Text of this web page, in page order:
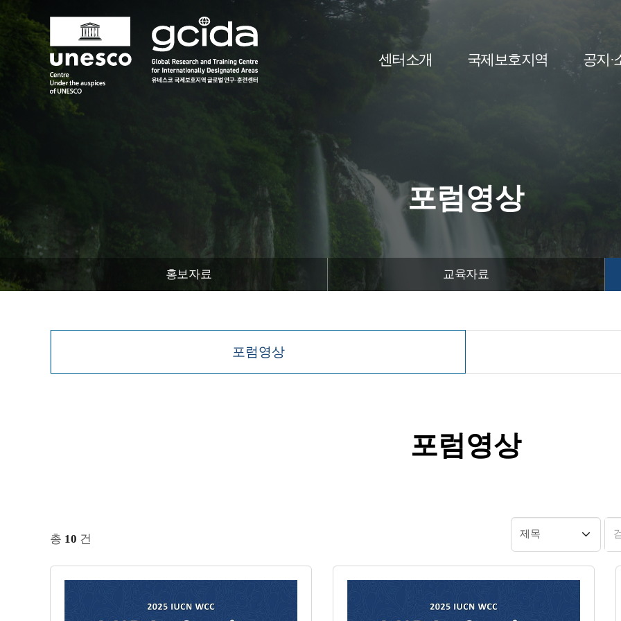
국제보호지역
글로벌 연구훈련센터
센터소개 국제보호지역 공지·
포럼영상
홍보자료 교육자료
포럼영상
포럼영상
분류 선택
총 10 건